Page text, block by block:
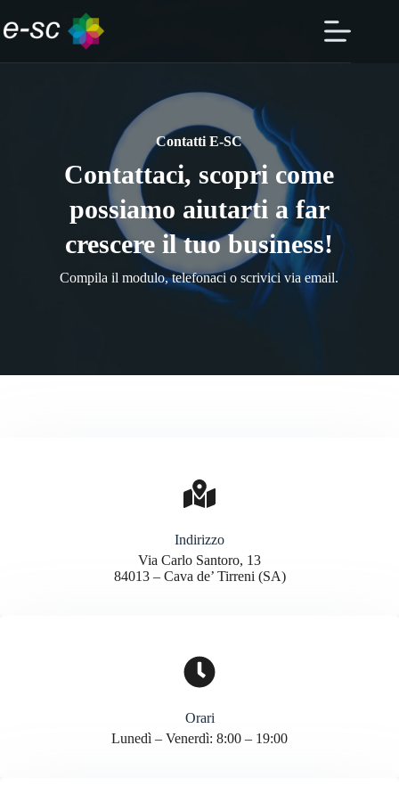
al
contenuto
Contatti E-SC
Contattaci, scopri come
possiamo aiutarti a far
crescere il tuo business!
Compila il modulo, telefonaci o scrivici via email.
Indirizzo
Via Carlo Santoro, 13
84013 – Cava de’ Tirreni (SA)
Orari
Lunedì – Venerdì: 8:00 – 19:00